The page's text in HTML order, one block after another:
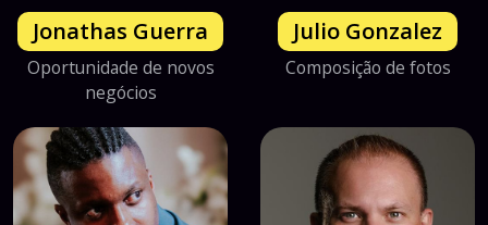
Jonathas Guerra
Oportunidade de novos
negócios
Julio Gonzalez
Composição de fotos